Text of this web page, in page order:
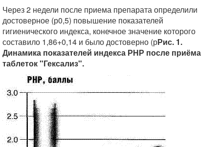
Через 2 недели после приема препарата определили
достоверное (р0,5) повышение показателей
гигиенического индекса, конечное значение которого
составило 1,86+0,14 и было достоверно (рРис. 1.
Динамика показателей индекса РНР после приёма
таблеток "Гексализ".